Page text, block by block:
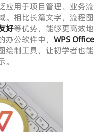
应用于项目管理、业务流
。相比长篇文字，流程图
好等优势，能够更高效地
公软件中， WPS Office
绘制工具，让初学者也能